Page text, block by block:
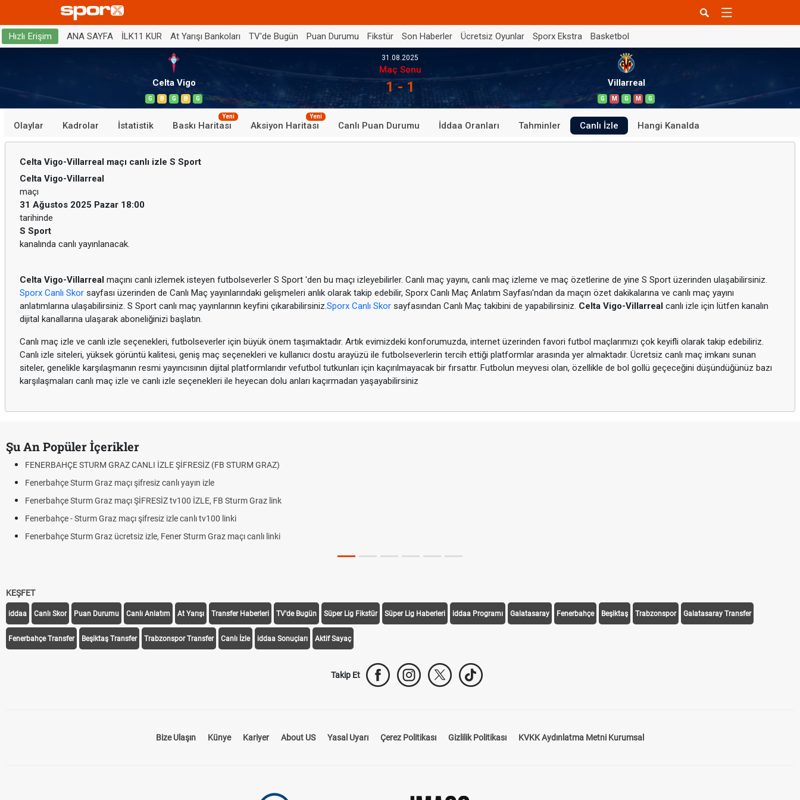
Hızlı Erişim ANA SAYFA İLK11 KUR At Yarışı Bankoları TV'de Bugün Puan Durumu Fikstür Son Haberler Ücretsiz Oyunlar Sporx Ekstra Basketbol
Celta Vigo
G B G B G
31.08.2025
Maç Sonu
1 - 1 Villarreal
G M G M G
Olaylar Kadrolar İstatistik Baskı Haritası
Yeni
Aksiyon Haritası
Yeni
Canlı Puan Durumu İddaa Oranları Tahminler Canlı İzle Hangi Kanalda
Celta Vigo-Villarreal maçı canlı izle S Sport
Celta Vigo-Villarreal
maçı
31 Ağustos 2025 Pazar 18:00
tarihinde
S Sport
kanalında canlı yayınlanacak.
Celta Vigo-Villarreal maçını canlı izlemek isteyen futbolseverler S Sport 'den bu maçı izleyebilirler. Canlı maç yayını, canlı maç izleme ve maç özetlerine de yine S Sport üzerinden ulaşabilirsiniz.
Sporx Canlı Skor sayfası üzerinden de Canlı Maç yayınlarındaki gelişmeleri anlık olarak takip edebilir, Sporx Canlı Maç Anlatım Sayfası'ndan da maçın özet dakikalarına ve canlı maç yayını
anlatımlarına ulaşabilirsiniz. S Sport canlı maç yayınlarının keyfini çıkarabilirsiniz.Sporx Canlı Skor sayfasından Canlı Maç takibini de yapabilirsiniz. Celta Vigo-Villarreal canlı izle için lütfen kanalın
dijital kanallarına ulaşarak aboneliğinizi başlatın.
Canlı maç izle ve canlı izle seçenekleri, futbolseverler için büyük önem taşımaktadır. Artık evimizdeki konforumuzda, internet üzerinden favori futbol maçlarımızı çok keyifli olarak takip edebiliriz.
Canlı izle siteleri, yüksek görüntü kalitesi, geniş maç seçenekleri ve kullanıcı dostu arayüzü ile futbolseverlerin tercih ettiği platformlar arasında yer almaktadır. Ücretsiz canlı maç imkanı sunan
siteler, genelikle karşılaşmanın resmi yayıncısının dijital platformlarıdır vefutbol tutkunları için kaçırılmayacak bir fırsattır. Futbolun meyvesi olan, özellikle de bol gollü geçeceğini düşündüğünüz bazı
karşılaşmaları canlı maç izle ve canlı izle seçenekleri ile heyecan dolu anları kaçırmadan yaşayabilirsiniz
Şu An Popüler İçerikler
FENERBAHÇE STURM GRAZ CANLI İZLE ŞİFRESİZ (FB STURM GRAZ)
Fenerbahçe Sturm Graz maçı şifresiz canlı yayın izle
Fenerbahçe Sturm Graz maçı ŞİFRESİZ tv100 İZLE, FB Sturm Graz link
Fenerbahçe - Sturm Graz maçı şifresiz izle canlı tv100 linki
Fenerbahçe Sturm Graz ücretsiz izle, Fener Sturm Graz maçı canlı linki
KEŞFET
iddaa Canlı Skor Puan Durumu Canlı Anlatım At Yarışı Transfer Haberleri TV'de Bugün Süper Lig Fikstür Süper Lig Haberleri iddaa Programı Galatasaray Fenerbahçe Beşiktaş Trabzonspor Galatasaray Transfer
Fenerbahçe Transfer Beşiktaş Transfer Trabzonspor Transfer Canlı İzle iddaa Sonuçları Aktif Sayaç
Takip Et
Bize Ulaşın Künye Kariyer About US Yasal Uyarı Çerez Politikası Gizlilik Politikası KVKK Aydınlatma Metni Kurumsal